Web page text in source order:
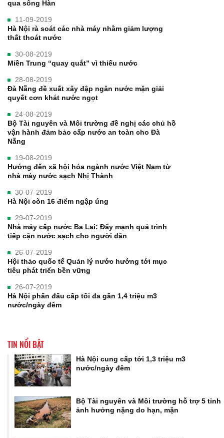
qua sông Hàn
11-09-2019
Hà Nội rà soát các nhà máy nhằm giảm lượng
thất thoát nước
30-08-2019
Miền Trung “quay quắt” vì thiếu nước
28-08-2019
Đà Nẵng đề xuất xây đập ngăn nước mặn giải
quyết cơn khát nước ngọt
24-08-2019
Bộ Tài nguyên và Môi trường đề nghị các chủ hồ
vận hành đảm bảo cấp nước an toàn cho Đà
Nẵng
19-08-2019
Hướng đến xã hội hóa ngành nước Việt Nam từ
nhà máy nước sạch Nhị Thành
30-07-2019
Hà Nội còn 16 điểm ngập úng
29-07-2019
Nhà máy cấp nước Ba Lai: Đẩy mạnh quá trình
tiếp cận nước sạch cho người dân
26-07-2019
Hội thảo quốc tế Quản lý nước hướng tới mục
tiêu phát triển bền vững
26-07-2019
Hà Nội phấn đấu cấp tối đa gần 1,4 triệu m3
nước/ngày đêm
TIN NỔI BẬT
Hà Nội cung cấp tới 1,3 triệu m3
nước/ngày đêm
Bộ Tài nguyên và Môi trường hỗ trợ 5 tỉnh
ảnh hưởng nặng do hạn, mặn